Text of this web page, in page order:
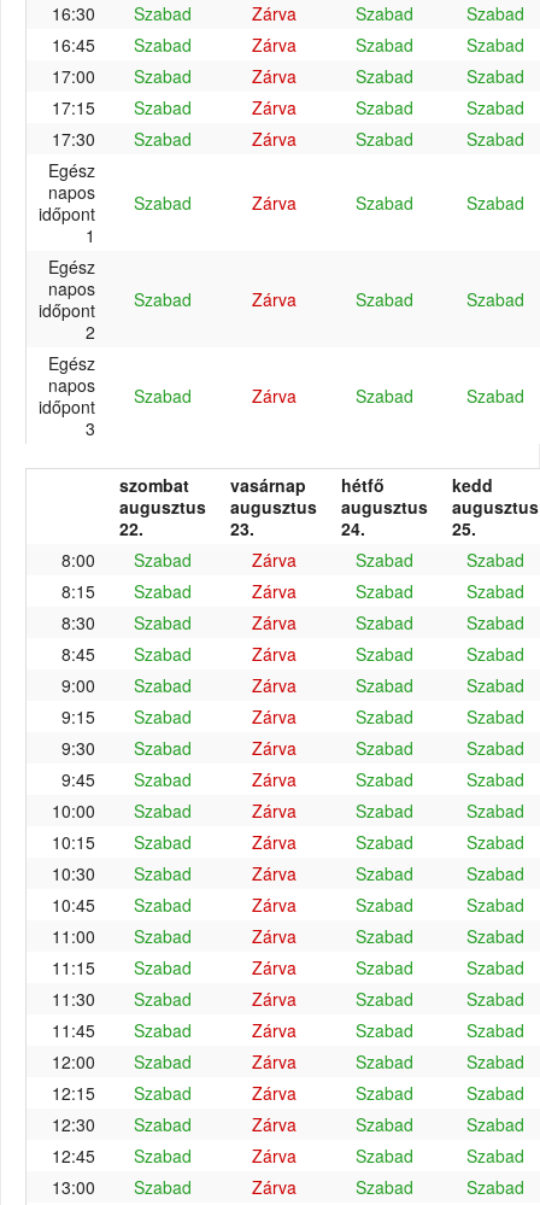
16:30 Szabad Zárva Szabad
Szabad
16:45
Szabad Zárva Szabad
Szabad
17:00
Szabad Zárva Szabad
Szabad
17:15
Szabad Zárva Szabad
Szabad
17:30
Szabad Zárva Szabad
Szabad
Egész
napos
időpont
1
Szabad Zárva Szabad Szabad
Egész
napos
időpont
2
Szabad Zárva Szabad Szabad
Egész
napos
időpont
3
Szabad Zárva Szabad Szabad
szombat
augusztus
22.
vasárnap
augusztus
23.
hétfő
augusztus
24.
kedd
augusztus
25.
8:00
Szabad Zárva Szabad
Szabad
8:15
Szabad Zárva Szabad
Szabad
8:30
Szabad Zárva Szabad
Szabad
8:45
Szabad Zárva Szabad
Szabad
9:00
Szabad Zárva Szabad
Szabad
9:15
Szabad Zárva Szabad
Szabad
9:30
Szabad Zárva Szabad
Szabad
9:45
Szabad Zárva Szabad
Szabad
10:00
Szabad Zárva Szabad
Szabad
10:15
Szabad Zárva Szabad
Szabad
10:30
Szabad Zárva Szabad
Szabad
10:45
Szabad Zárva Szabad
Szabad
11:00
Szabad Zárva Szabad
Szabad
11:15
Szabad Zárva Szabad
Szabad
11:30
Szabad Zárva Szabad
Szabad
11:45
Szabad Zárva Szabad
Szabad
12:00
Szabad Zárva Szabad
Szabad
12:15
Szabad Zárva Szabad
Szabad
12:30
Szabad Zárva Szabad
Szabad
12:45
Szabad Zárva Szabad
Szabad
13:00
Szabad Zárva Szabad
Szabad